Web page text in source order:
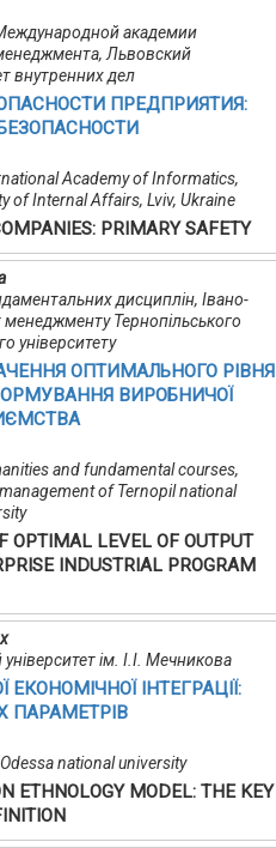
академии
Львовский
внутренних дел
ПРЕДПРИЯТИЯ:
Academy of Informatics,
of Internal Affairs, Lviv, Ukraine
PRIMARY SAFETY
дисциплін, Івано-
менеджменту Тернопільського
університету
ОПТИМАЛЬНОГО РІВНЯ
ВИРОБНИЧОЇ
and fundamental courses,
of Ternopil national
OPTIMAL LEVEL OF OUTPUT
INDUSTRIAL PROGRAM
ім. І.І. Мечникова
ІНТЕГРАЦІЇ:
ПАРАМЕТРІВ
national university
ETHNOLOGY MODEL: THE KEY